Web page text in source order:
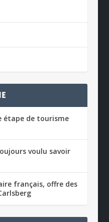
étape de tourisme
voulu savoir
français, offre des